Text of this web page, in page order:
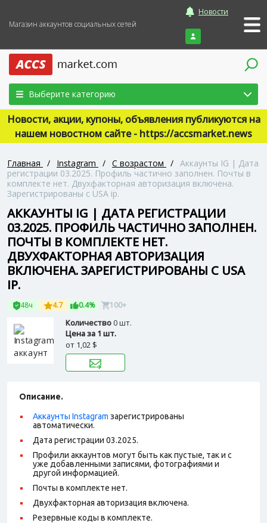
Магазин аккаунтов социальных сетей
Новости
Войти
Выберите категорию
Новости, акции, купоны, объявления публикуются на
нашем новостном сайте - https://accsmarket.news
Главная / Instagram / С возрастом / Аккаунты IG | Дата
регистрации 03.2025. Профиль частично заполнен. Почты в
комплекте нет. Двухфакторная авторизация включена.
Зарегистрированы с USA ip.
АККАУНТЫ IG | ДАТА РЕГИСТРАЦИИ
03.2025. ПРОФИЛЬ ЧАСТИЧНО ЗАПОЛНЕН.
ПОЧТЫ В КОМПЛЕКТЕ НЕТ.
ДВУХФАКТОРНАЯ АВТОРИЗАЦИЯ
ВКЛЮЧЕНА. ЗАРЕГИСТРИРОВАНЫ С USA
IP.
48ч 4.7 0.4% 100+
Количество0 шт.
Цена за 1 шт.
от 1,02 $
Описание.
Аккаунты Instagram зарегистрированы
автоматически.
Дата регистрации 03.2025.
Профили аккаунтов могут быть как пустые, так и с
уже добавленными записями, фотографиями и
другой информацией.
Почты в комплекте нет.
Двухфакторная авторизация включена.
Резервные коды в комплекте.